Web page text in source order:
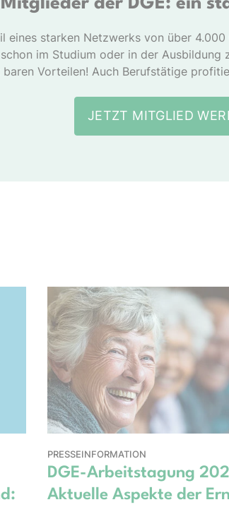
eines starken Netzwerks von über
im Studium oder in der Ausbildung
baren Vorteilen! Auch Berufstätige
JETZT MITGLIED
PRESSEINFORMATION
DGE-Arbeitstagung
Aktuelle Aspekte der